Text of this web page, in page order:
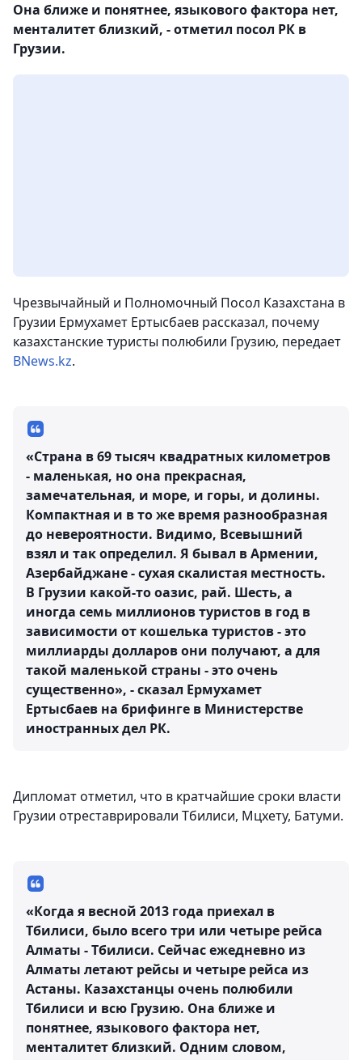
Она ближе и понятнее, языкового фактора нет,
менталитет близкий, - отметил посол РК в
Грузии.
Чрезвычайный и Полномочный Посол Казахстана в
Грузии Ермухамет Ертысбаев рассказал, почему
казахстанские туристы полюбили Грузию, передает
BNews.kz.
«Страна в 69 тысяч квадратных километров
- маленькая, но она прекрасная,
замечательная, и море, и горы, и долины.
Компактная и в то же время разнообразная
до невероятности. Видимо, Всевышний
взял и так определил. Я бывал в Армении,
Азербайджане - сухая скалистая местность.
В Грузии какой-то оазис, рай. Шесть, а
иногда семь миллионов туристов в год в
зависимости от кошелька туристов - это
миллиарды долларов они получают, а для
такой маленькой страны - это очень
существенно», - сказал Ермухамет
Ертысбаев на брифинге в Министерстве
иностранных дел РК.
Дипломат отметил, что в кратчайшие сроки власти
Грузии отреставрировали Тбилиси, Мцхету, Батуми.
«Когда я весной 2013 года приехал в
Тбилиси, было всего три или четыре рейса
Алматы - Тбилиси. Сейчас ежедневно из
Алматы летают рейсы и четыре рейса из
Астаны. Казахстанцы очень полюбили
Тбилиси и всю Грузию. Она ближе и
понятнее, языкового фактора нет,
менталитет близкий. Одним словом,